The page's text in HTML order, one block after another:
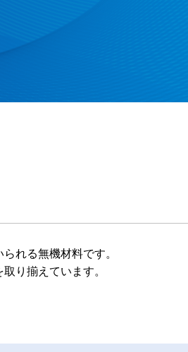
れる無機材料です。
り揃えています。